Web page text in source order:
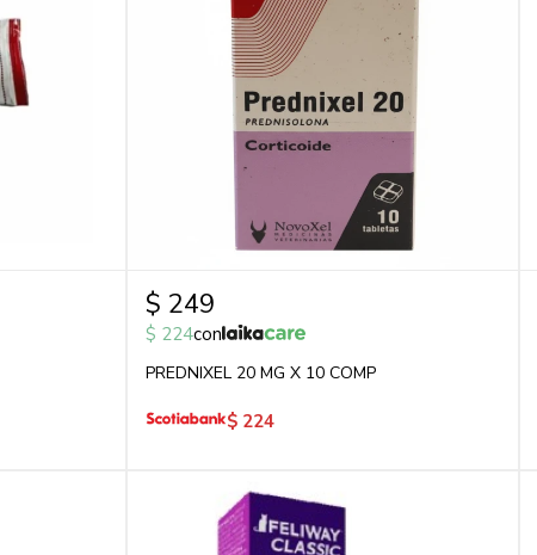
$ 249
$ 224con
PREDNIXEL 20 MG X 10 COMP
$ 224